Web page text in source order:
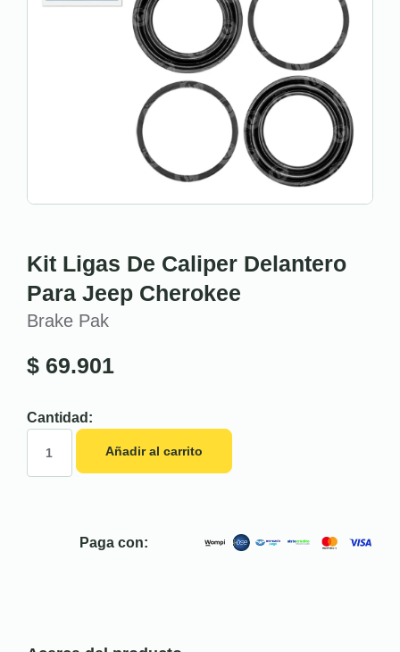
Kit Ligas De Caliper Delantero
Para Jeep Cherokee
Brake Pak
$ 69.901
Cantidad:
Añadir al carrito
Paga con: